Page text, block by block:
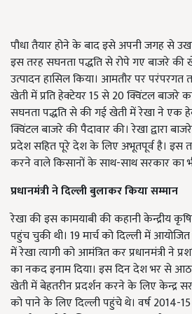
पौधा तैयार होने के बाद इसे अपनी जगह से
इस तरह सघनता पद्धति से रोपे गए बाजरे की
उत्पादन हासिल किया। आमतौर पर
खेती में प्रति हेक्टेयर 15 से 20 क्विंटल बाजरे
सघनता पद्धति से की गई खेती में रेखा ने
क्विंटल बाजरे की पैदावार की। रेखा द्वारा
प्रदेश सहित पूरे देश के लिए अभूतपूर्व है। इस
करने वाले किसानों के साथ-साथ सरकार का
प्रधानमंत्री ने दिल्ली बुलाकर किया सम्मान
रेखा की इस कामयाबी की कहानी केन्द्रीय
पहुंच चुकी थी। 19 मार्च को दिल्ली में
में रेखा त्यागी को आमंत्रित कर प्रधानमंत्री ने
का नकद इनाम दिया। इस दिन देश भर से आठ
खेती में बेहतरीन प्रदर्शन करने के लिए केन्द्र
को पाने के लिए दिल्ली पहुंचे थे। वर्ष 2014-15 में